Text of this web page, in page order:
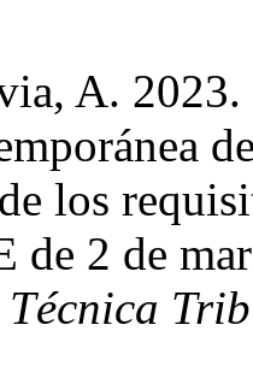
A.
los
de 2 de
Técnica